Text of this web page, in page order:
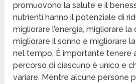
promuovono la salute e il
nutrienti hanno il potenziale di
migliorare l’energia, migliorare la
migliorare il sonno e migliorare
nel tempo. È importante tenere
percorso di ciascuno è unico e
variare. Mentre alcune persone